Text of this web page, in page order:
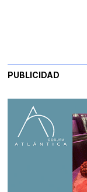
PUBLICIDAD